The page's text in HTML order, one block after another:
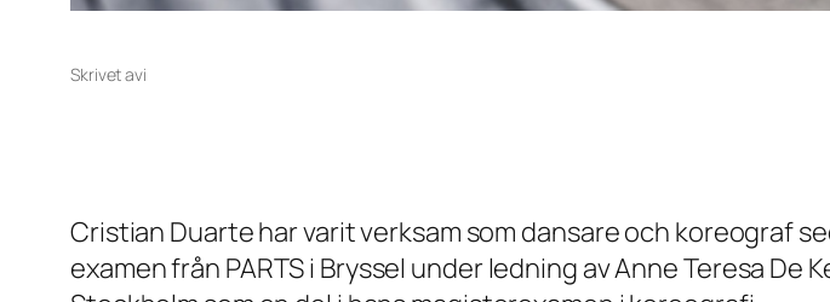
Skrivet avi
Cristian Duarte har varit verksam som dansare och koreograf
examen från PARTS i Bryssel under ledning av Anne Teresa De